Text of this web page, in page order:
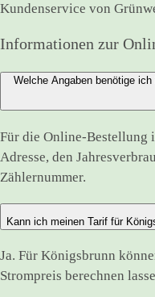
Kundenservice von
Informationen zur
Welche Angaben benötige
Für die Online-Bestellung
Adresse, den
Zählernummer.
Kann ich meinen Tarif für
Ja. Für Königsbrunn
Strompreis berechnen